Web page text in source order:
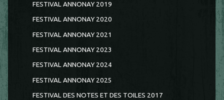
FESTIVAL ANNONAY 2019
FESTIVAL ANNONAY 2020
FESTIVAL ANNONAY 2021
FESTIVAL ANNONAY 2023
FESTIVAL ANNONAY 2024
FESTIVAL ANNONAY 2025
FESTIVAL DES NOTES ET DES TOILES 2017